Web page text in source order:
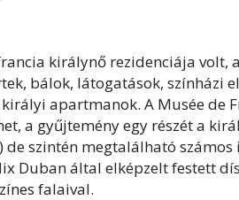
királynő rezidenciája volt,
bálok, látogatások, színházi
apartmanok. A Musée de
a gyűjtemény egy részét a
de szintén megtalálható
Duban által elképzelt festett
falaival.